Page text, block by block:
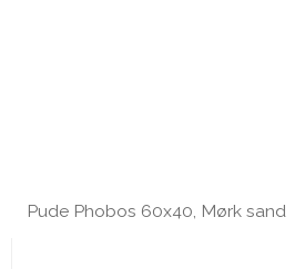
Pude Phobos 60x40, Mørk sand